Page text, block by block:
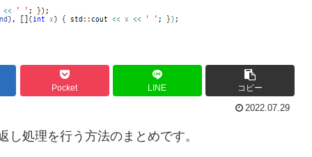
Pocket LINE コピー
2022.07.29
処理を行う方法のまとめです。